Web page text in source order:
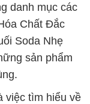
danh mục các
Chất Đắc
Soda Nhẹ
sản phẩm
việc tìm hiểu về